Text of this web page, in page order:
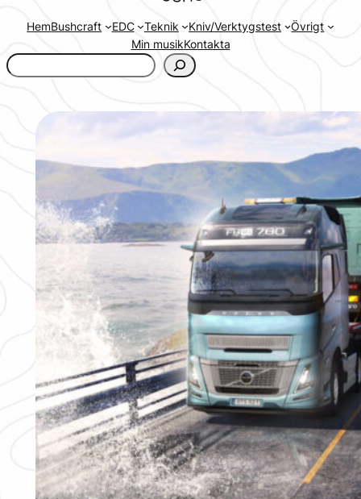
HemBushcraft EDC Teknik Kniv/Verktygstest
Övrigt
Min musikKontakta
www.urbanfjellstrom.se/jamforelselistan/